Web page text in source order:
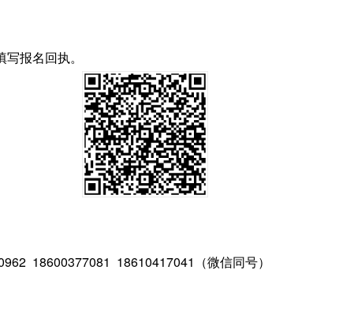
报名回执。
18600377081 18610417041（微信同号）